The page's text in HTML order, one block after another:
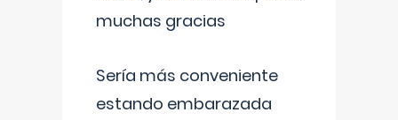
muchas gracias
Sería más conveniente
estando embarazada